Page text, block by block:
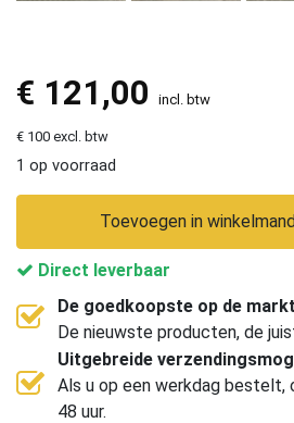
€ 121,00 incl. btw
€ 100 excl. btw
1 op voorraad
Toevoegen in
Direct leverbaar
De goedkoopste op de markt
De nieuwste producten, de
Uitgebreide
Als u op een werkdag bestelt,
48 uur.